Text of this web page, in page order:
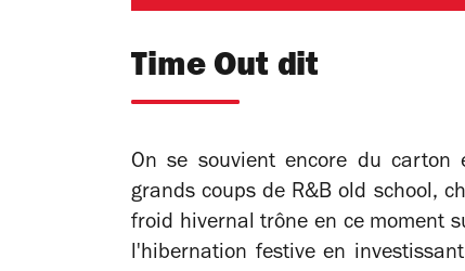
Time Out dit
On se souvient encore du
grands coups de R&B old school,
froid hivernal trône en ce moment
l'hibernation festive en